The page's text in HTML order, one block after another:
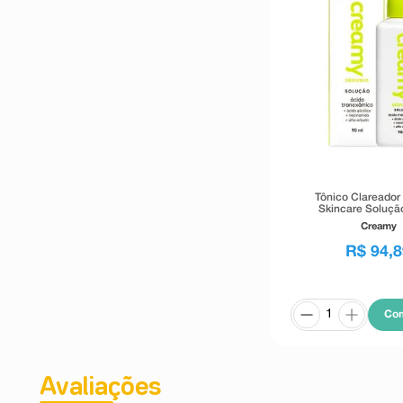
Tônico Clareador
Skincare
Tranexâmico
Creamy
R$ 94,
Avaliações